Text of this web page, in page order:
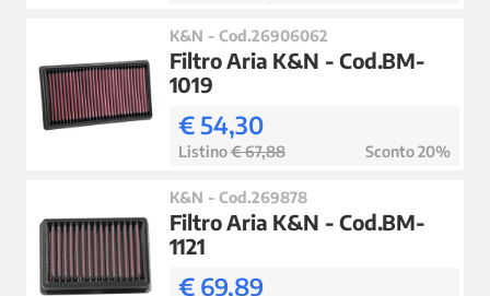
K&N - Cod.26906062
Filtro Aria K&N - Cod.BM-
1019
€ 54,30
Listino€ 67,88 Sconto 20%
K&N - Cod.269878
Filtro Aria K&N - Cod.BM-
1121
€ 69,89